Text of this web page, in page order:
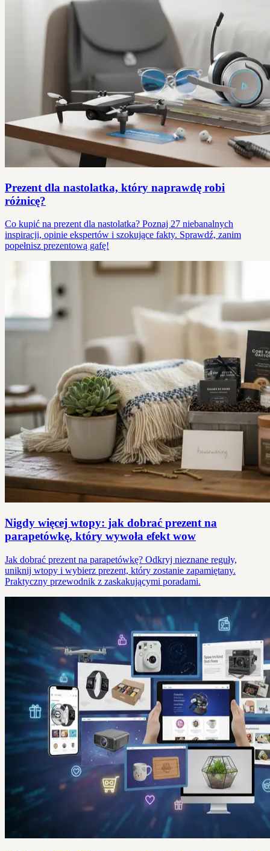
Prezent dla nastolatka, który naprawdę robi
różnicę?
Co kupić na prezent dla nastolatka? Poznaj 27 niebanalnych
inspiracji, opinie ekspertów i szokujące fakty. Sprawdź, zanim
popełnisz prezentową gafę!
Nigdy więcej wtopy: jak dobrać prezent na
parapetówkę, który wywoła efekt wow
Jak dobrać prezent na parapetówkę? Odkryj nieznane reguły,
uniknij wtopy i wybierz prezent, który zostanie zapamiętany.
Praktyczny przewodnik z zaskakującymi poradami.